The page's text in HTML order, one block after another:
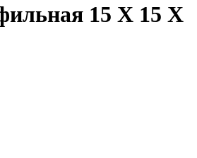
15 Х 15 Х